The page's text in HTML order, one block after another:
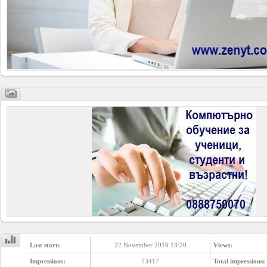
Last start: 22 November 2016 13:20 Views:
Impressions: 73417 Total impressions: